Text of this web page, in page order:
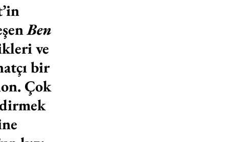
Ben
ve
bir
Çok